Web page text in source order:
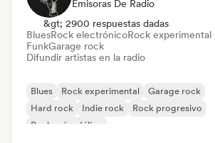
Emisoras De Radio
&gt; 2900 respuestas dadas
BluesRock electrónicoRock experimental
FunkGarage rock
Difundir artistas en la radio
Blues Rock experimental
Garage rock
Hard rock
Indie rock
Rock progresivo
Rock psicodélico